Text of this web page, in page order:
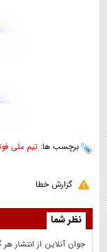
برچسب ها: تیم ملی
گزارش خطا
نظر شما
جوان آنلاين از انتشار